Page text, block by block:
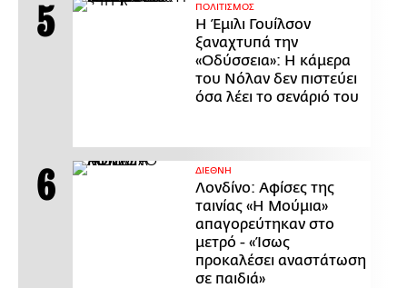
ΠΟΛΙΤΙΣΜΟΣ
Η Έμιλι Γουίλσον
ξαναχτυπά την
«Οδύσσεια»: Η κάμερα
του Νόλαν δεν πιστεύει
όσα λέει το σενάριό του
ΔΙΕΘΝΗ
Λονδίνο: Αφίσες της
ταινίας «Η Μούμια»
απαγορεύτηκαν στο
μετρό - «Ίσως
προκαλέσει αναστάτωση
σε παιδιά»